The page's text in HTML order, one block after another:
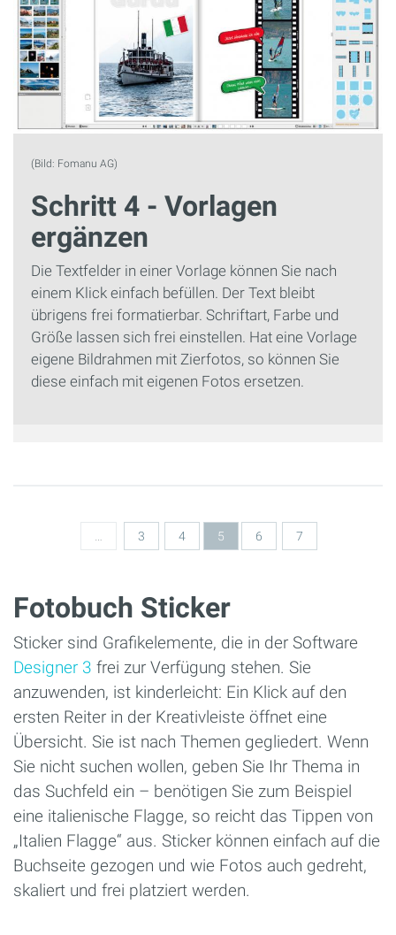
(Bild: Fomanu AG)
Schritt 4 - Vorlagen
ergänzen
Die Textfelder in einer Vorlage können Sie nach
einem Klick einfach befüllen. Der Text bleibt
übrigens frei formatierbar. Schriftart, Farbe und
Größe lassen sich frei einstellen. Hat eine Vorlage
eigene Bildrahmen mit Zierfotos, so können Sie
diese einfach mit eigenen Fotos ersetzen.
Seiten
3 4 5 6 7
Fotobuch Sticker
Sticker sind Grafikelemente, die in der Software
Designer 3 frei zur Verfügung stehen. Sie
anzuwenden, ist kinderleicht: Ein Klick auf den
ersten Reiter in der Kreativleiste öffnet eine
Übersicht. Sie ist nach Themen gegliedert. Wenn
Sie nicht suchen wollen, geben Sie Ihr Thema in
das Suchfeld ein – benötigen Sie zum Beispiel
eine italienische Flagge, so reicht das Tippen von
„Italien Flagge“ aus. Sticker können einfach auf die
Buchseite gezogen und wie Fotos auch gedreht,
skaliert und frei platziert werden.